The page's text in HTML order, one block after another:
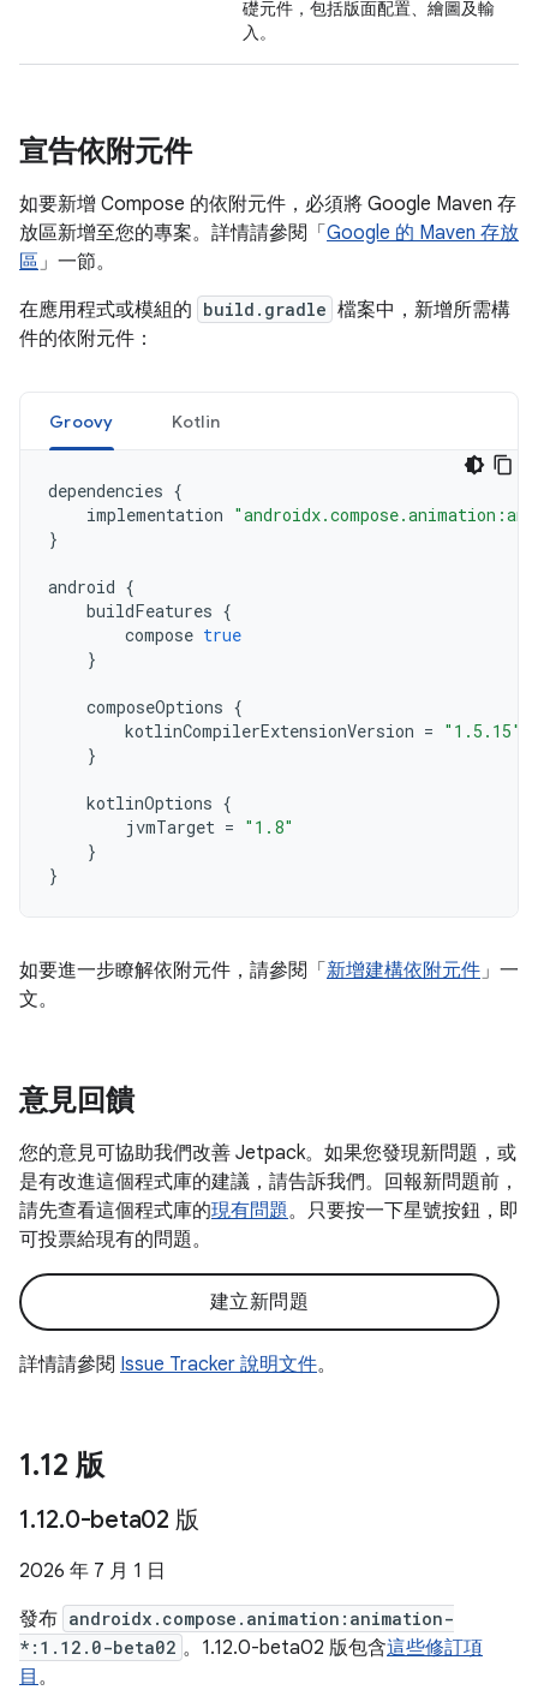
礎元件，包括版面配置、繪圖及輸
入。
宣告依附元件
如要新增 Compose 的依附元件，必須將 Google Maven 存
放區新增至您的專案。詳情請參閱「 Google 的 Maven 存放
區」一節。
在應用程式或模組的 build.gradle 檔案中，新增所需構
件的依附元件：
Groovy Kotlin
dependencies {
implementation
}
android {
buildFeatures {
compose true
}
composeOptions {
kotlinCompilerExtensionVersion = "1.5.15"
}
kotlinOptions {
jvmTarget = "1.8"
}
}
如要進一步瞭解依附元件，請參閱「 新增建構依附元件」一
文。
意見回饋
您的意見可協助我們改善 Jetpack。如果您發現新問題，或
是有改進這個程式庫的建議，請告訴我們。回報新問題前，
請先查看這個程式庫的現有問題。只要按一下星號按鈕，即
可投票給現有的問題。
建立新問題
詳情請參閱 Issue Tracker 說明文件。
1.12 版
1.12.0-beta02 版
2026 年 7 月 1 日
發布 androidx.compose.animation:animation-
*:1.12.0-beta02 。1.12.0-beta02 版包含這些修訂項
目 。